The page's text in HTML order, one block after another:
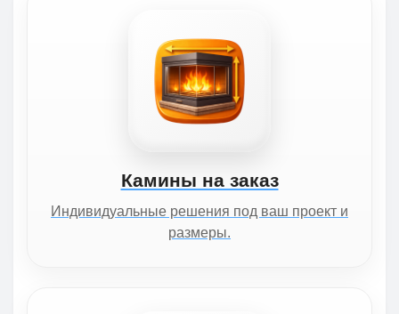
Камины на заказ
Индивидуальные решения под ваш проект и
размеры.